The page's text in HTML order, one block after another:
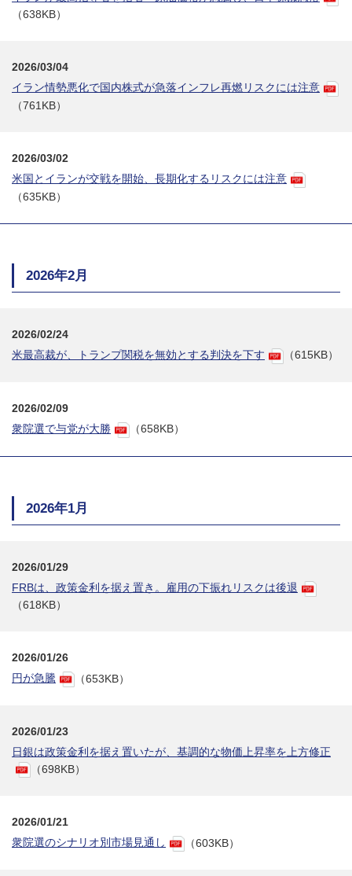
（638KB）
2026/03/04
イラン情勢悪化で国内株式が急落インフレ再燃リスクには注意
（761KB）
2026/03/02
米国とイランが交戦を開始、長期化するリスクには注意
（635KB）
2026年2月
2026/02/24
米最高裁が、トランプ関税を無効とする判決を下す
（615KB）
2026/02/09
衆院選で与党が大勝
（658KB）
2026年1月
2026/01/29
FRBは、政策金利を据え置き。雇用の下振れリスクは後退
（618KB）
2026/01/26
円が急騰
（653KB）
2026/01/23
日銀は政策金利を据え置いたが、基調的な物価上昇率を上方修正
（698KB）
2026/01/21
衆院選のシナリオ別市場見通し
（603KB）